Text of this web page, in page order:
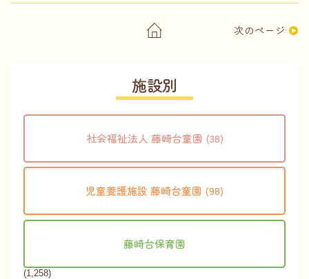
次のページ
施設別
社会福祉法人 藤崎台童園 (38)
児童養護施設 藤崎台童園 (98)
藤崎台保育園
(1,258)